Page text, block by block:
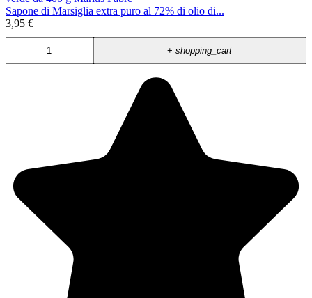
Sapone di Marsiglia extra puro al 72% di olio di...
3,95 €
+shopping_cart